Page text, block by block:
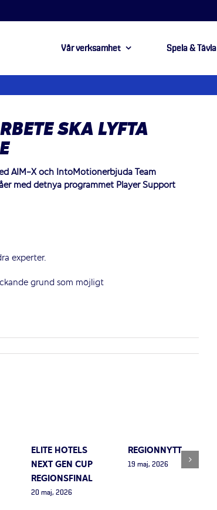
Vår verksamhet Spela & Tävla
SKA LYFTA
AIM-X och IntoMotionerbjuda Team
med detnya programmet Player Support
experter.
grund som möjligt
ELITE HOTELS
NEXT GEN CUP
REGIONSFINAL
20 maj, 2026
REGIONNYTT
19 maj, 2026